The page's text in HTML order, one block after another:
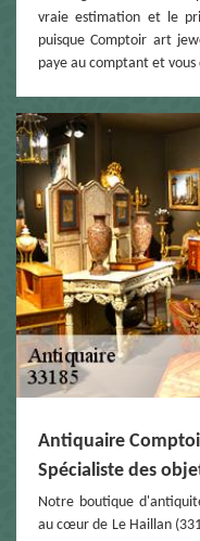
vraie estimation et le
puisque Comptoir art
paye au comptant et
Antiquaire
Spécialiste des
Notre boutique
au cœur de Le Haillan